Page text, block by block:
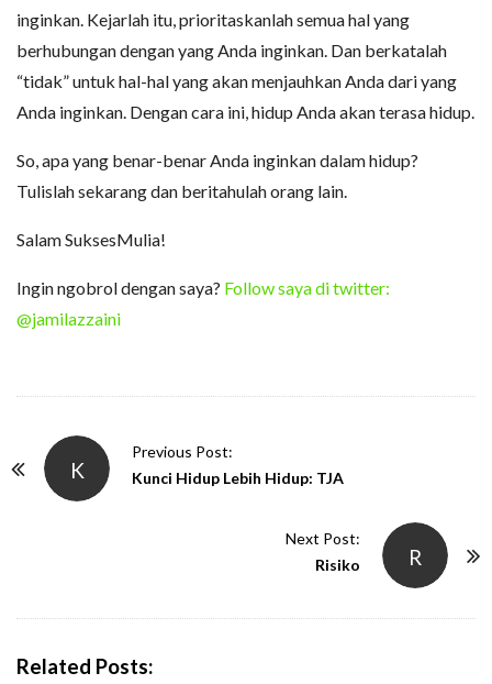
inginkan. Kejarlah itu, prioritaskanlah semua hal yang
berhubungan dengan yang Anda inginkan. Dan berkatalah
“tidak” untuk hal-hal yang akan menjauhkan Anda dari yang
Anda inginkan. Dengan cara ini, hidup Anda akan terasa hidup.
So, apa yang benar-benar Anda inginkan dalam hidup?
Tulislah sekarang dan beritahulah orang lain.
Salam SuksesMulia!
Ingin ngobrol dengan saya? Follow saya di twitter:
@jamilazzaini
K
Previous Post:
Kunci Hidup Lebih Hidup: TJA
R
Next Post:
Risiko
Related Posts: